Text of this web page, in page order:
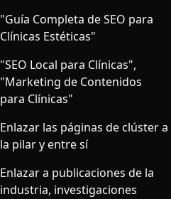
"Guía Completa de SEO para
Clínicas Estéticas"
"SEO Local para Clínicas",
"Marketing de Contenidos
para Clínicas"
Enlazar las páginas de clúster a
la pilar y entre sí
Enlazar a publicaciones de la
industria, investigaciones